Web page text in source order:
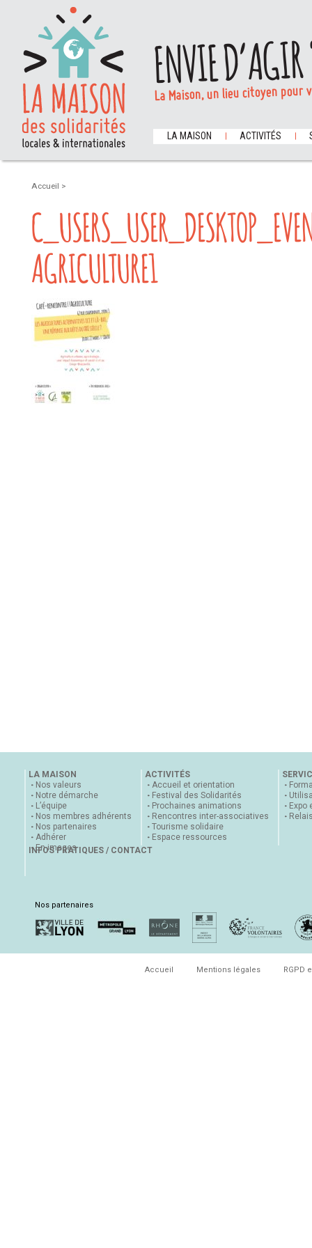
ENVIE
La Maison, un lieu citoyen
LA MAISON ACTIVITÉS
Accueil >
AGRICULTURE1
LA MAISON
Nos valeurs
Notre démarche
L’équipe
Nos membres adhérents
Nos partenaires
Adhérer
En images
ACTIVITÉS
Accueil et orientation
Festival des Solidarités
Prochaines animations
Rencontres inter-associatives
Tourisme solidaire
Espace ressources
Expo
INFOS PRATIQUES / CONTACT
Nos partenaires
Accueil Mentions légales RGPD